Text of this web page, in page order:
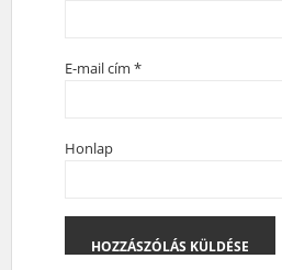
E-mail cím *
Honlap